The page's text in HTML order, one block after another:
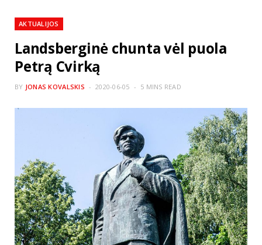
AKTUALIJOS
Landsberginė chunta vėl puola
Petrą Cvirką
BY JONAS KOVALSKIS 2020-06-05 5 MINS READ